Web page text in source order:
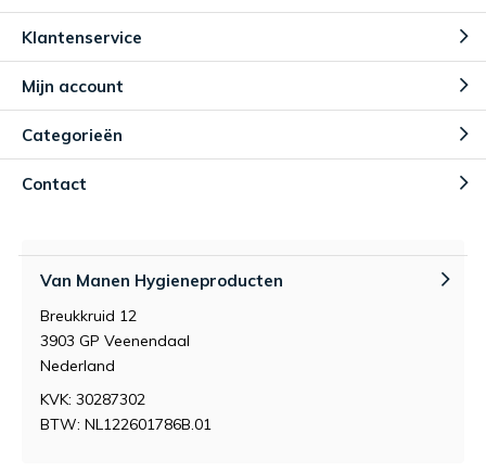
Klantenservice
Mijn account
Categorieën
Contact
Van Manen Hygieneproducten
Breukkruid 12
3903 GP Veenendaal
Nederland
KVK: 30287302
BTW: NL122601786B.01